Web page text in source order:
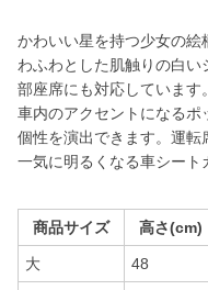
かわいい星を持つ少女の絵
わふわとした肌触りの白
部座席にも対応しています。
車内のアクセントになるポ
個性を演出できます。運
一気に明るくなる車シート
商品サイズ 高さ(cm)
大 48